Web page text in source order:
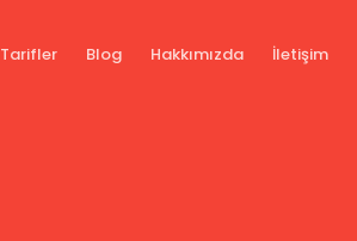
Tarifler Blog Hakkımızda İletişim